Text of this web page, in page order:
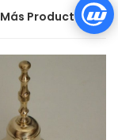
Más Productos